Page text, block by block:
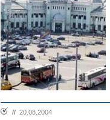
// 20.08.2004